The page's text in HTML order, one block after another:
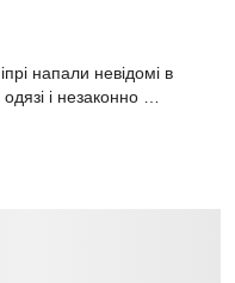
напали невідомі в
і незаконно …